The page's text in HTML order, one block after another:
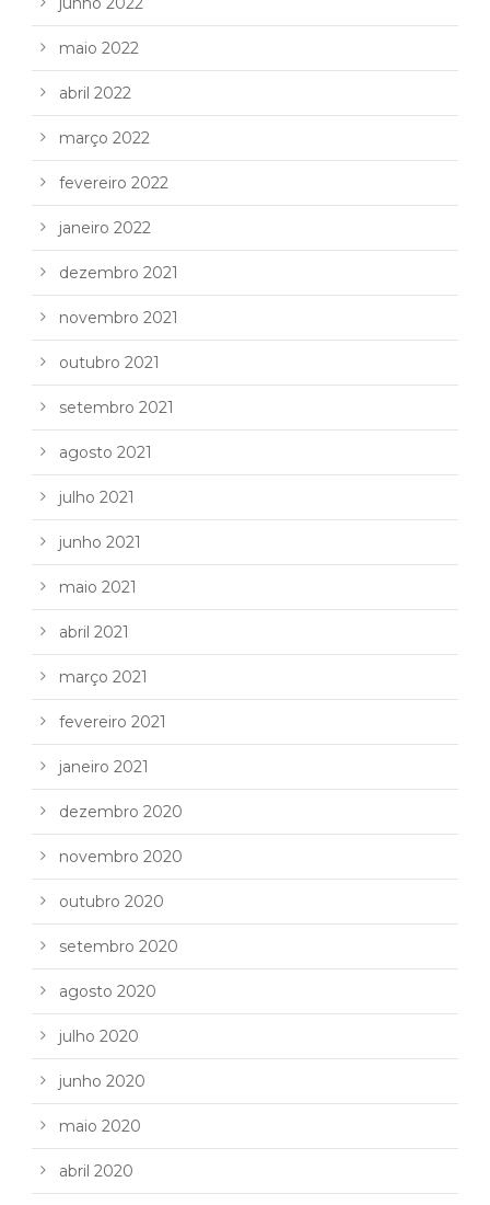
maio 2022
abril 2022
março 2022
fevereiro 2022
janeiro 2022
dezembro 2021
novembro 2021
outubro 2021
setembro 2021
agosto 2021
julho 2021
junho 2021
maio 2021
abril 2021
março 2021
fevereiro 2021
janeiro 2021
dezembro 2020
novembro 2020
outubro 2020
setembro 2020
agosto 2020
julho 2020
junho 2020
maio 2020
abril 2020